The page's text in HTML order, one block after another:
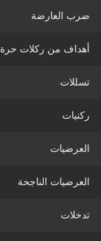
ضرب العارضة
أهداف من ركلات حرة
تسللات
ركنيات
العرضيات
العرضيات الناجحة
تدخلات